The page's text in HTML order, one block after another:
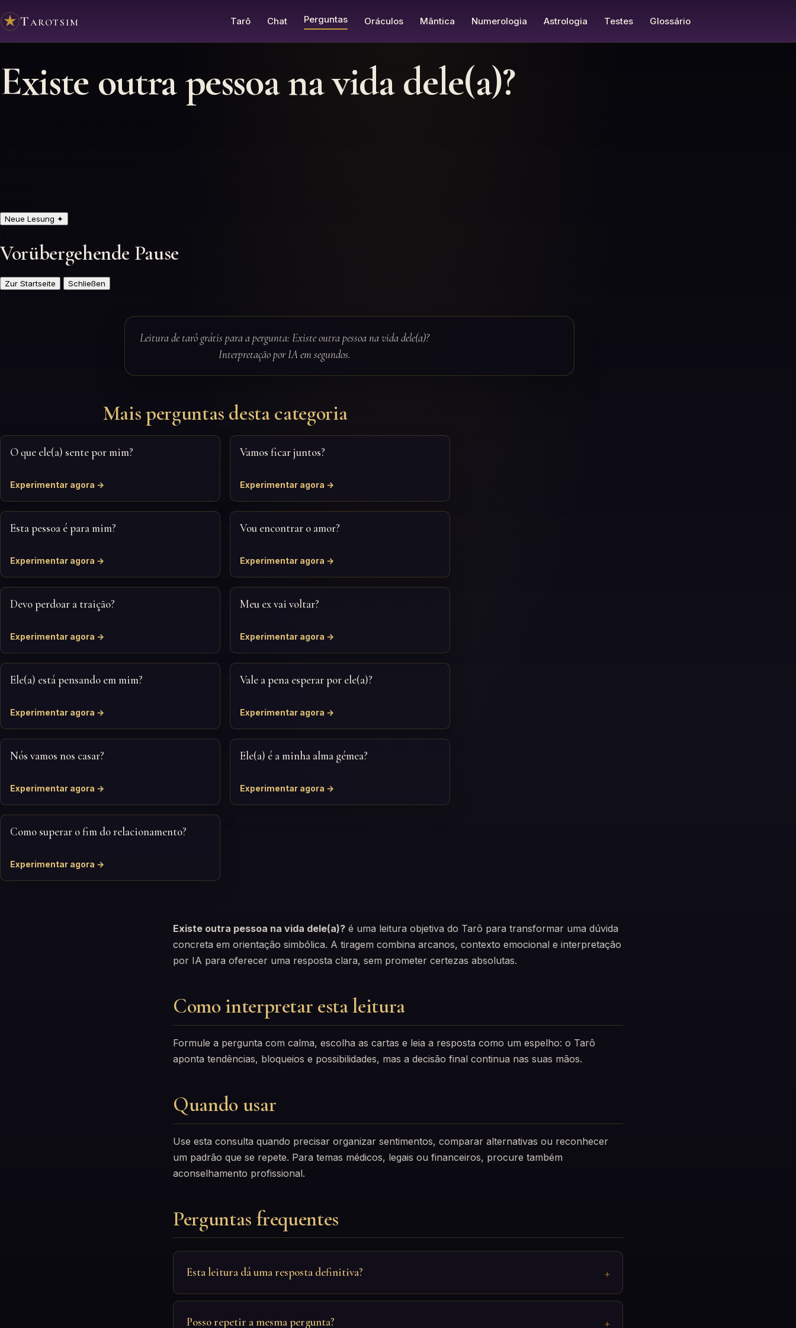
Tarotsim Tarô Chat Perguntas Oráculos Mântica Numerologia Astrologia Testes Glossário
Existe outra pessoa na vida dele(a)?
Neue Lesung ✦
Vorübergehende Pause
Zur Startseite Schließen
Leitura de tarô grátis para a pergunta: Existe outra pessoa na vida dele(a)?
Interpretação por IA em segundos.
Mais perguntas desta categoria
O que ele(a) sente por mim?
Experimentar agora →
Vamos ficar juntos?
Experimentar agora →
Esta pessoa é para mim?
Experimentar agora →
Vou encontrar o amor?
Experimentar agora →
Devo perdoar a traição?
Experimentar agora →
Meu ex vai voltar?
Experimentar agora →
Ele(a) está pensando em mim?
Experimentar agora →
Vale a pena esperar por ele(a)?
Experimentar agora →
Nós vamos nos casar?
Experimentar agora →
Ele(a) é a minha alma gémea?
Experimentar agora →
Como superar o fim do relacionamento?
Experimentar agora →
Existe outra pessoa na vida dele(a)? é uma leitura objetiva do Tarô para transformar uma dúvida
concreta em orientação simbólica. A tiragem combina arcanos, contexto emocional e interpretação
por IA para oferecer uma resposta clara, sem prometer certezas absolutas.
Como interpretar esta leitura
Formule a pergunta com calma, escolha as cartas e leia a resposta como um espelho: o Tarô
aponta tendências, bloqueios e possibilidades, mas a decisão final continua nas suas mãos.
Quando usar
Use esta consulta quando precisar organizar sentimentos, comparar alternativas ou reconhecer
um padrão que se repete. Para temas médicos, legais ou financeiros, procure também
aconselhamento profissional.
Perguntas frequentes
Esta leitura dá uma resposta definitiva?
Posso repetir a mesma pergunta?